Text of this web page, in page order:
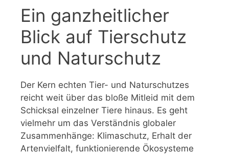
Ein ganzheitlicher
Blick auf Tierschutz
und Naturschutz
Der Kern echten Tier- und Naturschutzes
reicht weit über das bloße Mitleid mit dem
Schicksal einzelner Tiere hinaus. Es geht
vielmehr um das Verständnis globaler
Zusammenhänge: Klimaschutz, Erhalt der
Artenvielfalt, funktionierende Ökosysteme